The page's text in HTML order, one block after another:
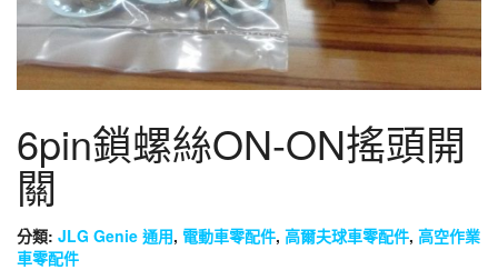
6pin鎖螺絲ON-ON搖頭開
關
分類: JLG Genie 通用, 電動車零配件, 高爾夫球車零配件, 高空作業
車零配件